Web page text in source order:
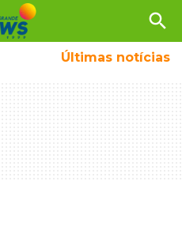
search
Últimas notícias